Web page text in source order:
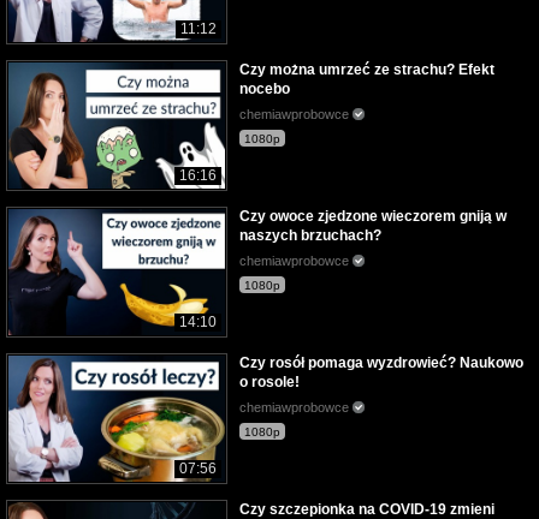
11:12
16:16
Czy można umrzeć ze strachu? Efekt
nocebo
chemiawprobowce
1080p
14:10
Czy owoce zjedzone wieczorem gniją w
naszych brzuchach?
chemiawprobowce
1080p
07:56
Czy rosół pomaga wyzdrowieć? Naukowo
o rosole!
chemiawprobowce
1080p
Czy szczepionka na COVID-19 zmieni